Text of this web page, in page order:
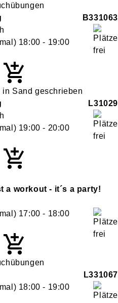
B331063
18:00 - 19:00
L31029
19:00 - 20:00
a workout - it´s a party!
17:00 - 18:00
L331067
18:00 - 19:00